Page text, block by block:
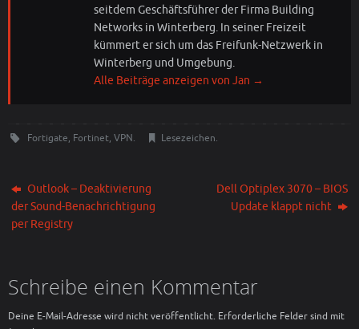
seitdem Geschäftsführer der Firma Building
Networks in Winterberg. In seiner Freizeit
kümmert er sich um das Freifunk-Netzwerk in
Winterberg und Umgebung.
Alle Beiträge anzeigen von Jan →
Fortigate, Fortinet, VPN. Lesezeichen.
Outlook – Deaktivierung
der Sound-Benachrichtigung
per Registry
Dell Optiplex 3070 – BIOS
Update klappt nicht
Schreibe einen Kommentar
Deine E-Mail-Adresse wird nicht veröffentlicht. Erforderliche Felder sind mit